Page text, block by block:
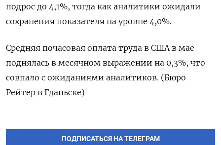
подрос до 4,1%, тогда как аналитики ожидали
сохранения показателя на уровне 4,0%.
Средняя почасовая оплата труда в США в мае
поднялась в месячном выражении на 0,3%, что
совпало с ожиданиями аналитиков. (Бюро
Рейтер в Гданьске)
ПОДПИСАТЬСЯ НА ТЕЛЕГРАМ